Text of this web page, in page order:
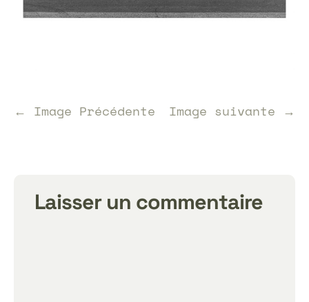
← Image Précédente Image suivante →
Laisser un commentaire